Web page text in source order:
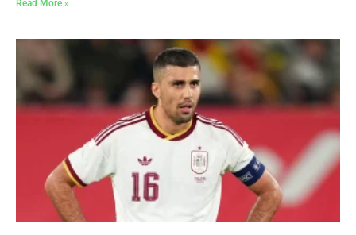
Read More »